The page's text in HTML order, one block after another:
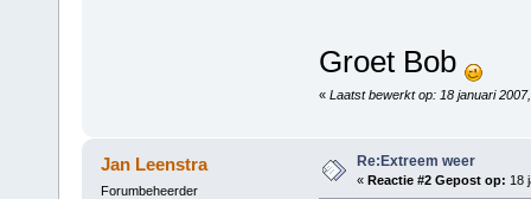
Groet Bob
« Laatst bewerkt op: 18 januari
Jan Leenstra
Forumbeheerder
Re:Extreem weer
« Reactie #2 Gepost op: 18